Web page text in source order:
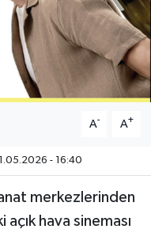
A- A+
- 16:40
merkezlerinden
hava sineması